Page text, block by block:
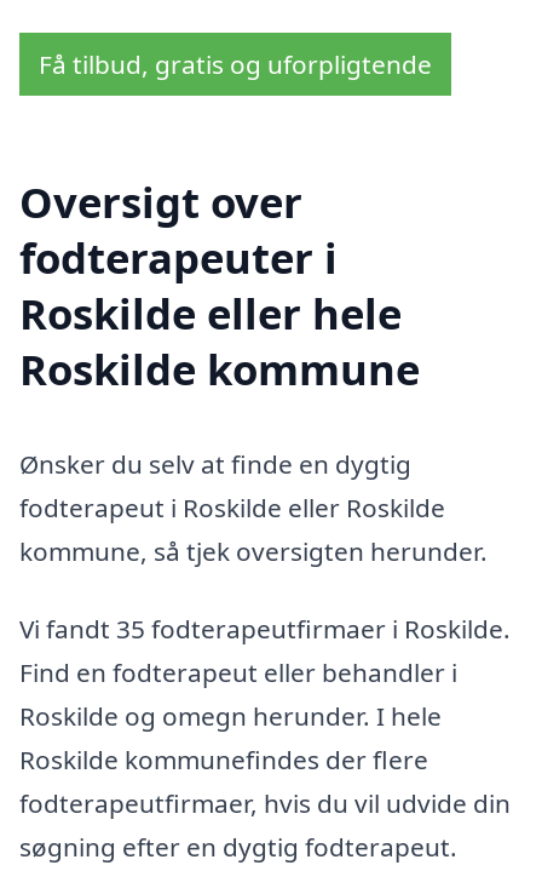
Få tilbud, gratis og uforpligtende
Oversigt over
fodterapeuter i
Roskilde eller hele
Roskilde kommune
Ønsker du selv at finde en dygtig
fodterapeut i Roskilde eller Roskilde
kommune, så tjek oversigten herunder.
Vi fandt 35 fodterapeutfirmaer i Roskilde.
Find en fodterapeut eller behandler i
Roskilde og omegn herunder. I hele
Roskilde kommunefindes der flere
fodterapeutfirmaer, hvis du vil udvide din
søgning efter en dygtig fodterapeut.